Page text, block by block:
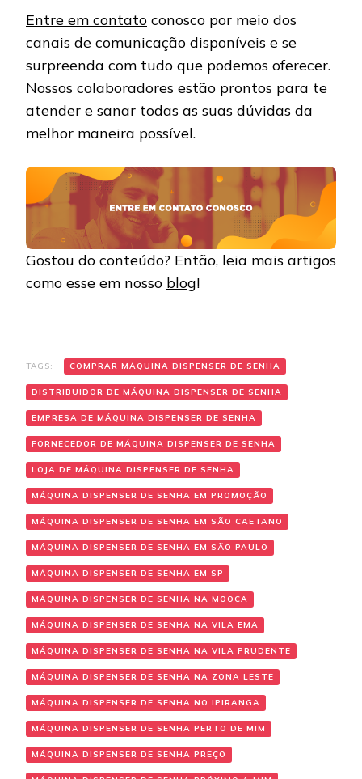
Entre em contato conosco por meio dos
canais de comunicação disponíveis e se
surpreenda com tudo que podemos oferecer.
Nossos colaboradores estão prontos para te
atender e sanar todas as suas dúvidas da
melhor maneira possível.
Gostou do conteúdo? Então, leia mais artigos
como esse em nosso blog!
TAGS: COMPRAR MÁQUINA DISPENSER DE SENHA
DISTRIBUIDOR DE MÁQUINA DISPENSER DE SENHA
EMPRESA DE MÁQUINA DISPENSER DE SENHA
FORNECEDOR DE MÁQUINA DISPENSER DE SENHA
LOJA DE MÁQUINA DISPENSER DE SENHA
MÁQUINA DISPENSER DE SENHA EM PROMOÇÃO
MÁQUINA DISPENSER DE SENHA EM SÃO CAETANO
MÁQUINA DISPENSER DE SENHA EM SÃO PAULO
MÁQUINA DISPENSER DE SENHA EM SP
MÁQUINA DISPENSER DE SENHA NA MOOCA
MÁQUINA DISPENSER DE SENHA NA VILA EMA
MÁQUINA DISPENSER DE SENHA NA VILA PRUDENTE
MÁQUINA DISPENSER DE SENHA NA ZONA LESTE
MÁQUINA DISPENSER DE SENHA NO IPIRANGA
MÁQUINA DISPENSER DE SENHA PERTO DE MIM
MÁQUINA DISPENSER DE SENHA PREÇO